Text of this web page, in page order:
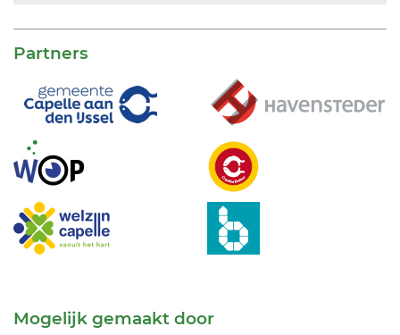
Partners
Mogelijk gemaakt door